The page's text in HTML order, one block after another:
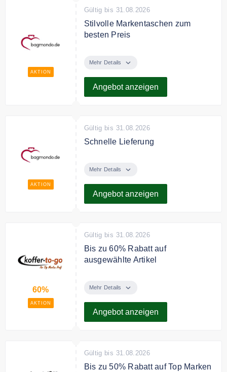
AKTION
Gültig bis 31.08.2026
Stilvolle Markentaschen zum
besten Preis
Stilvolle Marken Taschen,
Preis-
Mehr Details
Angebot anzeigen
AKTION
Gültig bis 31.08.2026
Schnelle Lieferung
Bestellungen.
Mehr Details
Angebot anzeigen
60%
AKTION
Gültig bis 31.08.2026
Bis zu 60% Rabatt auf
ausgewählte Artikel
Sale Kategorie sichern.
Mehr Details
Angebot anzeigen
Gültig bis 31.08.2026
Bis zu 50% Rabatt auf Top Marken